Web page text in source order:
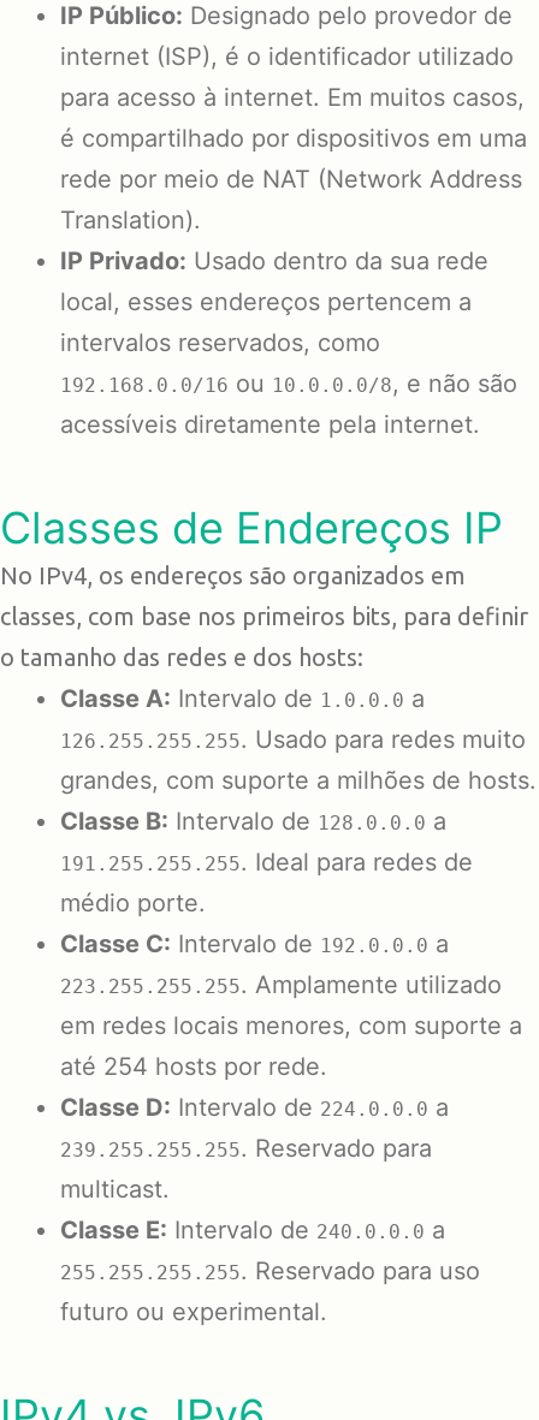
IP Público: Designado pelo provedor de
internet (ISP), é o identificador utilizado
para acesso à internet. Em muitos casos,
é compartilhado por dispositivos em uma
rede por meio de NAT (Network Address
Translation).
IP Privado: Usado dentro da sua rede
local, esses endereços pertencem a
intervalos reservados, como
192.168.0.0/16 ou 10.0.0.0/8, e não são
acessíveis diretamente pela internet.
Classes de Endereços IP
No IPv4, os endereços são organizados em
classes, com base nos primeiros bits, para definir
o tamanho das redes e dos hosts:
Classe A: Intervalo de 1.0.0.0 a
126.255.255.255. Usado para redes muito
grandes, com suporte a milhões de hosts.
Classe B: Intervalo de 128.0.0.0 a
191.255.255.255. Ideal para redes de
médio porte.
Classe C: Intervalo de 192.0.0.0 a
223.255.255.255. Amplamente utilizado
em redes locais menores, com suporte a
até 254 hosts por rede.
Classe D: Intervalo de 224.0.0.0 a
239.255.255.255. Reservado para
multicast.
Classe E: Intervalo de 240.0.0.0 a
255.255.255.255. Reservado para uso
futuro ou experimental.